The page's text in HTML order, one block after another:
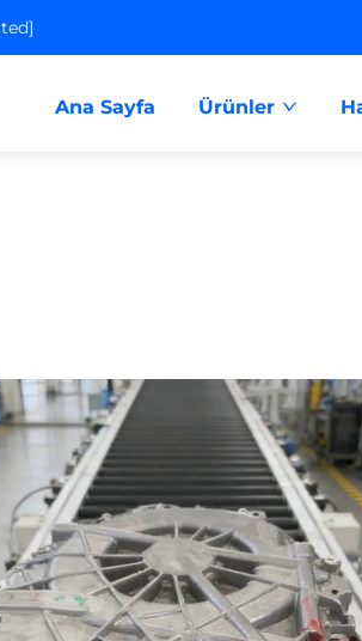
Ana Sayfa Ürünler